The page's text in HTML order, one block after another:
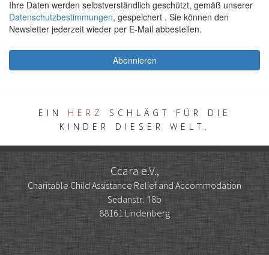
EIN HERZ
SCHLÄGT FÜR DIE
KINDER DIESER WELT.
Ccara e.V.,
Charitable Child Assistance Relief and Accommodation
Sedanstr. 18b
88161 Lindenberg